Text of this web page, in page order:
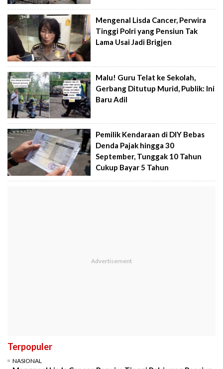
Mengenal Lisda Cancer, Perwira
Tinggi Polri yang Pensiun Tak
Lama Usai Jadi Brigjen
Malu! Guru Telat ke Sekolah,
Gerbang Ditutup Murid, Publik: Ini
Baru Adil
Pemilik Kendaraan di DIY Bebas
Denda Pajak hingga 30
September, Tunggak 10 Tahun
Cukup Bayar 5 Tahun
Terpopuler
NASIONAL